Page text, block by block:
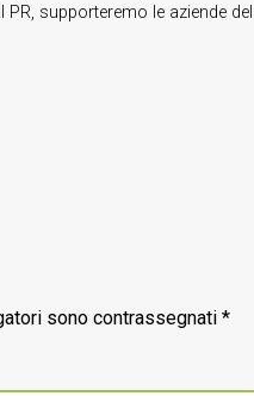
supporteremo le aziende
sono contrassegnati *